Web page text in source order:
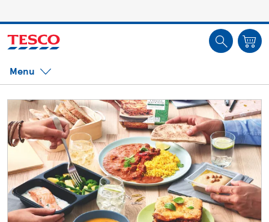
Jste offline. Některé funkce mohou být nedostupné.
Menu